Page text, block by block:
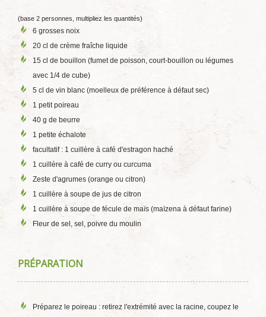
(base 2 personnes, multipliez les quantités)
6 grosses noix
20 cl de crème fraîche liquide
15 cl de bouillon (fumet de poisson, court-bouillon ou légumes
avec 1/4 de cube)
5 cl de vin blanc (moelleux de préférence à défaut sec)
1 petit poireau
40 g de beurre
1 petite échalote
facultatif : 1 cuillère à café d'estragon haché
1 cuillère à café de curry ou curcuma
Zeste d'agrumes (orange ou citron)
1 cuillère à soupe de jus de citron
1 cuillère à soupe de fécule de maïs (maïzena à défaut farine)
Fleur de sel, sel, poivre du moulin
PRÉPARATION
Préparez le poireau : retirez l'extrémité avec la racine, coupez le